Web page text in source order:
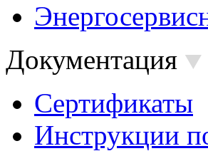
Документация
Сертификаты
Инструкции